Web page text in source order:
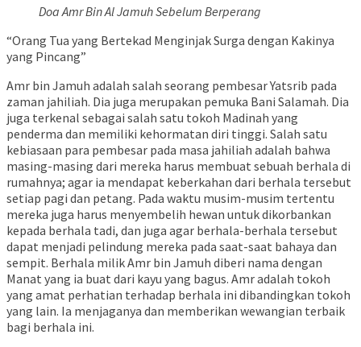
Doa Amr Bin Al Jamuh Sebelum Berperang
“Orang Tua yang Bertekad Menginjak Surga dengan Kakinya
yang Pincang”
Amr bin Jamuh adalah salah seorang pembesar Yatsrib pada
zaman jahiliah. Dia juga merupakan pemuka Bani Salamah. Dia
juga terkenal sebagai salah satu tokoh Madinah yang
penderma dan memiliki kehormatan diri tinggi. Salah satu
kebiasaan para pembesar pada masa jahiliah adalah bahwa
masing-masing dari mereka harus membuat sebuah berhala di
rumahnya; agar ia mendapat keberkahan dari berhala tersebut
setiap pagi dan petang. Pada waktu musim-musim tertentu
mereka juga harus menyembelih hewan untuk dikorbankan
kepada berhala tadi, dan juga agar berhala-berhala tersebut
dapat menjadi pelindung mereka pada saat-saat bahaya dan
sempit. Berhala milik Amr bin Jamuh diberi nama dengan
Manat yang ia buat dari kayu yang bagus. Amr adalah tokoh
yang amat perhatian terhadap berhala ini dibandingkan tokoh
yang lain. Ia menjaganya dan memberikan wewangian terbaik
bagi berhala ini.